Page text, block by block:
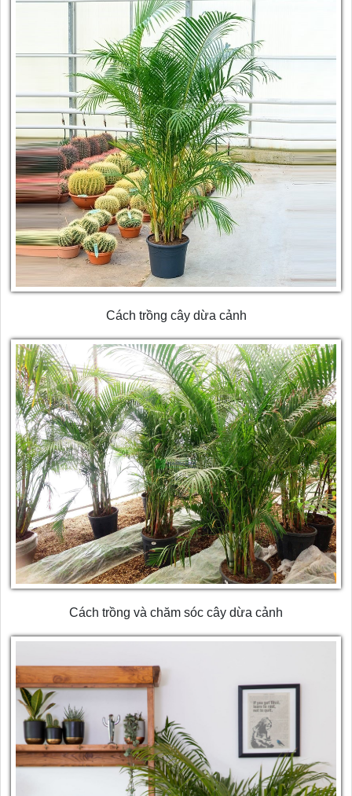
Cách trồng cây dừa cảnh
Cách trồng và chăm sóc cây dừa cảnh